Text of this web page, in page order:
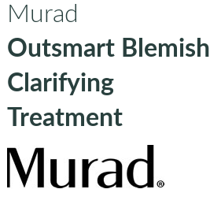
Murad
Outsmart Blemish
Clarifying
Treatment